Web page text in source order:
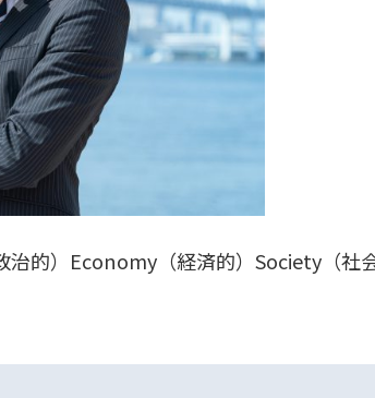
治的）Economy（経済的）Society（